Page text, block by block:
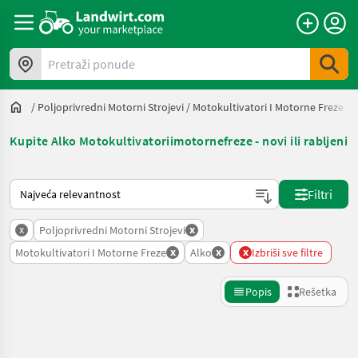
Pretraži ponude
/ Poljoprivredni Motorni Strojevi / Motokultivatori I Motorne Freze
Kupite Alko Motokultivatoriimotornefreze - novi ili rabljeni
Tako se sortira na Landwirt.com
Filtri
x Poljoprivredni Motorni Strojevi x
Motokultivatori I Motorne Freze x Alko x x Izbriši sve filtre
Popis Rešetka